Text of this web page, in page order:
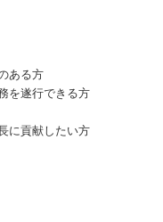
ある方
を遂行できる方
に貢献したい方